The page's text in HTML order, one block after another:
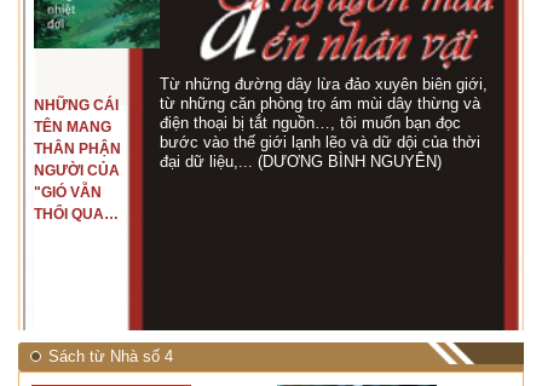
NHỮNG CÁI
TÊN MANG
THÂN PHẬN
NGƯỜI CỦA
"GIÓ VẪN
THỔI QUA
Từ những đường dây lừa đảo xuyên biên giới,
từ những căn phòng trọ ám mùi dây thừng và
điện thoại bị tắt nguồn…, tôi muốn bạn đọc
bước vào thế giới lạnh lẽo và dữ dội của thời
đại dữ liệu,... (DƯƠNG BÌNH NGUYÊN)
Sách từ Nhà số 4